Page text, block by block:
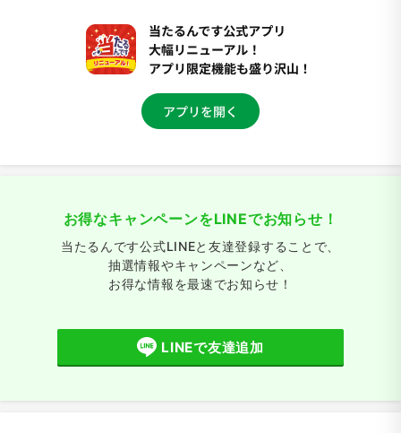
お得なキャンペーンをLINEでお知らせ！
当たるんです公式LINEと友達登録することで、
抽選情報やキャンペーンなど、
お得な情報を最速でお知らせ！
LINEで友達追加